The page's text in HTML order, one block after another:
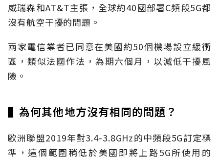
威瑞森和AT&T主張，全球約40國部署C頻段5G都
沒有航空干擾的問題。
兩家電信業者已同意在美國約50個機場設立緩衝
區，類似法國作法，為期六個月，以減低干擾風
險。
▌為何其他地方沒有相同的問題？
歐洲聯盟2019年對3.4-3.8GHz的中頻段5G訂定標
準，這個範圍稍低於美國即將上路5G所使用的